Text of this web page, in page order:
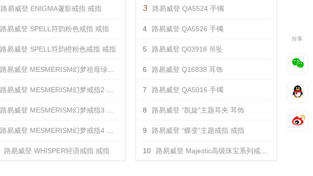
路易威登 ENIGMA邃影戒指 戒指
路易威登 SPELL符韵粉色戒指 戒指
路易威登 SPELL符韵橙粉色戒指 戒指
路易威登 MESMERISM幻梦祖母绿戒指 戒指
路易威登 MESMERISM幻梦戒指2 戒指
路易威登 MESMERISM幻梦戒指3 戒指
路易威登 MESMERISM幻梦戒指4 戒指
路易威登 WHISPER轻语戒指 戒指
3 路易威登 QA5524 手镯
4 路易威登 QA5526 手镯
5 路易威登 Q03918 吊坠
6 路易威登 Q16838 耳饰
7 路易威登 QA5016 手镯
8 路易威登 “凯旋”主题耳夹 耳饰
9 路易威登 “蝶变”主题戒指 戒指
10 路易威登 Majestic高级珠宝系列戒指 戒指
分享